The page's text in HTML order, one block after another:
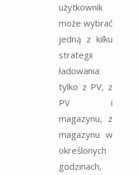
użytkownik
może wybrać
jedną z kilku
strategii
ładowania:
tylko z PV, z
PV i
magazynu, z
magazynu w
określonych
godzinach,